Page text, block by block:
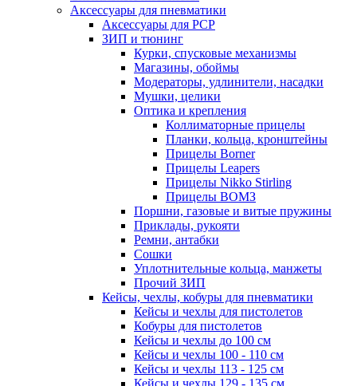
Аксессуары для пневматики
Аксессуары для PCP
ЗИП и тюнинг
Курки, спусковые механизмы
Магазины, обоймы
Модераторы, удлинители, насадки
Мушки, целики
Оптика и крепления
Коллиматорные прицелы
Планки, кольца, кронштейны
Прицелы Borner
Прицелы Leapers
Прицелы Nikko Stirling
Прицелы ВОМЗ
Поршни, газовые и витые пружины
Приклады, рукояти
Ремни, антабки
Сошки
Уплотнительные кольца, манжеты
Прочий ЗИП
Кейсы, чехлы, кобуры для пневматики
Кейсы и чехлы для пистолетов
Кобуры для пистолетов
Кейсы и чехлы до 100 см
Кейсы и чехлы 100 - 110 см
Кейсы и чехлы 113 - 125 см
Кейсы и чехлы 129 - 135 см